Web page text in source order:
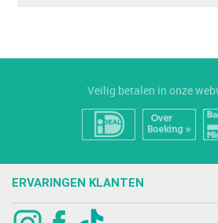
Veilig betalen in onze
ERVARINGEN KLANTEN